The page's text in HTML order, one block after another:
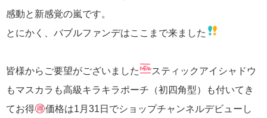
感動と新感覚の嵐です。
とにかく、バブルファンデはここまで来ました
皆様からご要望がございました
スティックアイシャドウ
もマスカラも高級キラキラポーチ（初四角型）も付いてき
てお得
価格は1月31日でショップチャンネルデビューし